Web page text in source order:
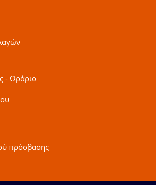
- Ωράριο
πρόσβασης